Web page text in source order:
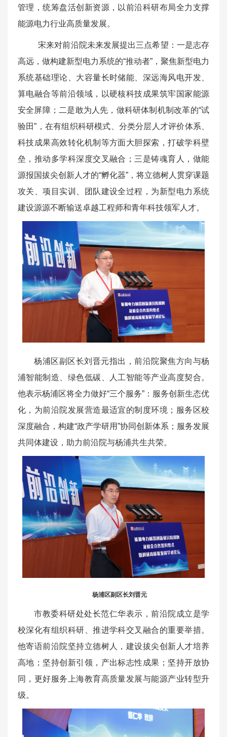
管理，统筹盘活创新资源，以前沿科研布局全力支撑
能源电力行业高质量发展。
宋来对前沿院未来发展提出三点希望：一是志存
高远，做构建新型电力系统的“推动者”，聚焦新型电力
系统基础理论、大容量长时储能、深远海风电开发、
算电融合等前沿领域，以硬核科技成果筑牢国家能源
安全屏障；二是敢为人先，做科研体制机制改革的“试
验田”，在有组织科研模式、分类分层人才评价体系、
科技成果高效转化机制等方面大胆探索，打破学科壁
垒，推动多学科深度交叉融合；三是铸魂育人，做能
源报国拔尖创新人才的“孵化器”，将立德树人贯穿课题
攻关、项目实训、团队建设全过程，为新型电力系统
建设源源不断输送卓越工程师和青年科技领军人才。
杨浦区副区长刘晋元指出，前沿院聚焦方向与杨
浦智能制造、绿色低碳、人工智能等产业高度契合。
他表示杨浦区将全力做好“三个服务”：服务创新生态优
化，为前沿院发展营造最适宜的制度环境；服务区校
深度融合，构建“政产学研用”协同创新体系；服务发展
共同体建设，助力前沿院与杨浦共生共荣。
杨浦区副区长刘晋元
市教委科研处处长范仁华表示，前沿院成立是学
校深化有组织科研、推进学科交叉融合的重要举措。
他寄语前沿院坚持立德树人，建设拔尖创新人才培养
高地；坚持创新引领，产出标志性成果；坚持开放协
同，更好服务上海教育高质量发展与能源产业转型升
级。